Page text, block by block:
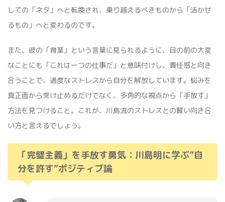
しての「ネタ」へと転換され、乗り越えるべきものから「活かせ
るもの」へと変わるのです。
また、彼の「育業」という言葉に見られるように、目の前の大変
なことにも「これは一つの仕事だ」と意味付けし、責任感と向き
合うことで、過度なストレスから自分を解放しています。悩みを
真正面から受け止めるだけでなく、多角的な視点から「手放す」
方法を見つけること。これが、川島流のストレスとの賢い向き合
い方と言えるでしょう。
「完璧主義」を手放す勇気：川島明に学ぶ”自
分を許す”ポジティブ論